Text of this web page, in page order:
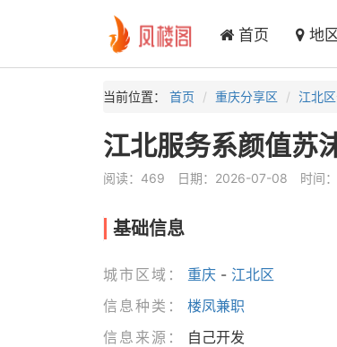
首页 地
当前位置： 首页 重庆分享区 江北
江北服务系颜值苏
阅读：469 日期：2026-07-08 时间
基础信息
城市区域： 重庆- 江北区
信息种类：
楼凤兼职
信息来源：
自己开发